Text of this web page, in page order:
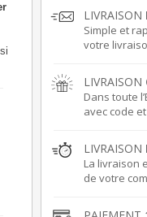
LIVRAISON
Simple et
votre
LIVRAISON
Dans toute
avec code
LIVRAISON
La livraison
de votre